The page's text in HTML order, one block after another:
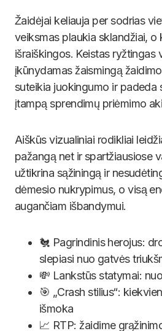
Žaidėjai keliauja per sodrias
veiksmas plaukia sklandžiai, o
išraiškingos. Keistas ryžtingas
įkūnydamas žaismingą
suteikia juokingumo ir padeda
įtampą sprendimų priėmimo
Aiškūs vizualiniai rodikliai
pažangą net ir spartžiausiose
užtikrina sąžiningą ir
dėmesio nukrypimus, o visą
augančiam išbandymui.
🐔 Pagrindinis herojus:
slepiasi nuo gatvės
💸 Lankstūs statymai:
🎯 „Crash stilius“:
išmoka
📈 RTP: žaidime